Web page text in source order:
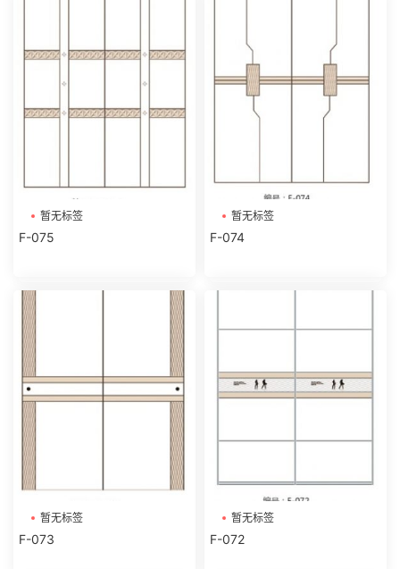
暂无标签
F-075
暂无标签
F-074
暂无标签
F-073
暂无标签
F-072